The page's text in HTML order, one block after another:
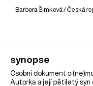
Barbora Šimková /Česká
synopse
Osobní dokument o
Autorka a její pětiletý